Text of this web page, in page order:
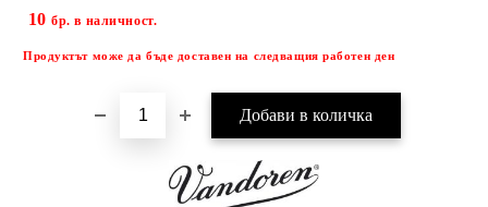
10 бр. в наличност.
Продуктът може да бъде доставен на следващия работен ден